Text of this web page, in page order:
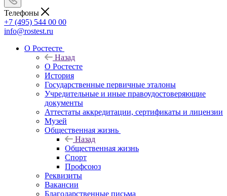
Телефоны
+7 (495) 544 00 00
info@rostest.ru
О Ростесте
Назад
О Ростесте
История
Государственные первичные эталоны
Учредительные и иные правоудостоверяющие
документы
Аттестаты аккредитации, сертификаты и лицензии
Музей
Общественная жизнь
Назад
Общественная жизнь
Спорт
Профсоюз
Реквизиты
Вакансии
Благодарственные письма